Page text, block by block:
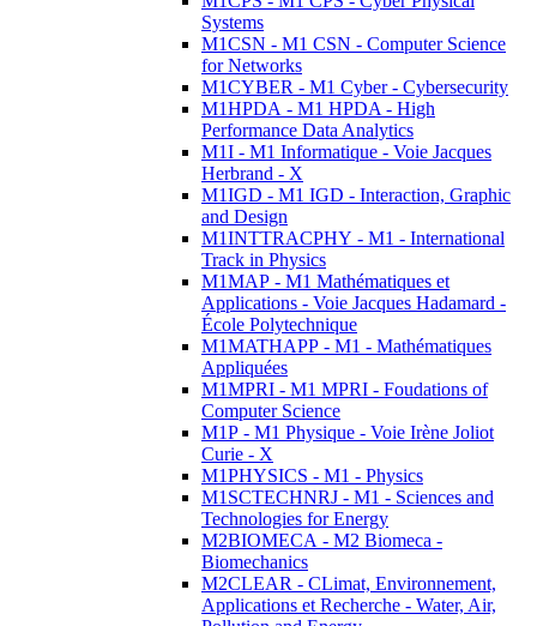
Systems
M1CSN - M1 CSN - Computer Science
for Networks
M1CYBER - M1 Cyber - Cybersecurity
M1HPDA - M1 HPDA - High
Performance Data Analytics
M1I - M1 Informatique - Voie Jacques
Herbrand - X
M1IGD - M1 IGD - Interaction, Graphic
and Design
M1INTTRACPHY - M1 - International
Track in Physics
M1MAP - M1 Mathématiques et
Applications - Voie Jacques Hadamard -
École Polytechnique
M1MATHAPP - M1 - Mathématiques
Appliquées
M1MPRI - M1 MPRI - Foudations of
Computer Science
M1P - M1 Physique - Voie Irène Joliot
Curie - X
M1PHYSICS - M1 - Physics
M1SCTECHNRJ - M1 - Sciences and
Technologies for Energy
M2BIOMECA - M2 Biomeca -
Biomechanics
M2CLEAR - CLimat, Environnement,
Applications et Recherche - Water, Air,